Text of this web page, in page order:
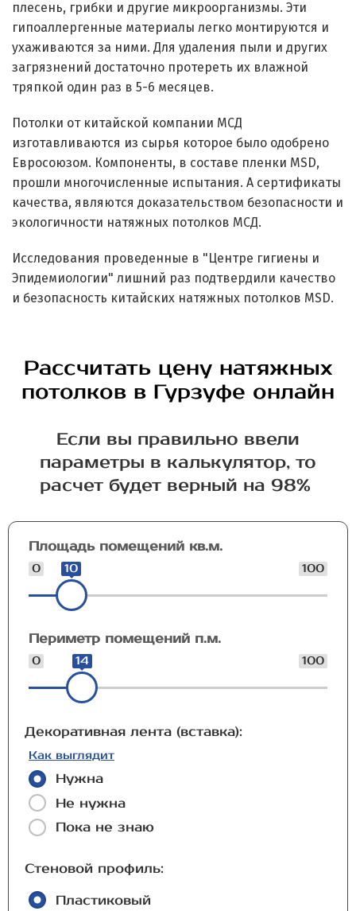
плесень, грибки и другие микроорганизмы. Эти
гипоаллергенные материалы легко монтируются и
ухаживаются за ними. Для удаления пыли и других
загрязнений достаточно протереть их влажной
тряпкой один раз в 5-6 месяцев.
Потолки от китайской компании МСД
изготавливаются из сырья которое было одобрено
Евросоюзом. Компоненты, в составе пленки MSD,
прошли многочисленные испытания. А сертификаты
качества, являются доказательством безопасности и
экологичности натяжных потолков МСД.
Исследования проведенные в "Центре гигиены и
Эпидемиологии" лишний раз подтвердили качество
и безопасность китайских натяжных потолков MSD.
Рассчитать цену натяжных
потолков в Гурзуфе онлайн
Если вы правильно ввели
параметры в калькулятор, то
расчет будет верный на 98%
Площадь помещений кв.м.
0 100
10
Периметр помещений п.м.
0 100
14
Декоративная лента (вставка):
Как выглядит
Нужна
Не нужна
Пока не знаю
Стеновой профиль:
Пластиковый